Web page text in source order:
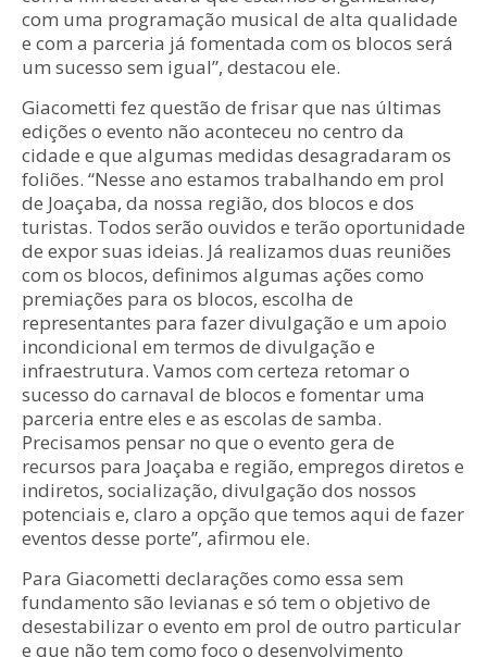
com uma programação musical de alta qualidade
e com a parceria já fomentada com os blocos será
um sucesso sem igual”, destacou ele.
Giacometti fez questão de frisar que nas últimas
edições o evento não aconteceu no centro da
cidade e que algumas medidas desagradaram os
foliões. “Nesse ano estamos trabalhando em prol
de Joaçaba, da nossa região, dos blocos e dos
turistas. Todos serão ouvidos e terão oportunidade
de expor suas ideias. Já realizamos duas reuniões
com os blocos, definimos algumas ações como
premiações para os blocos, escolha de
representantes para fazer divulgação e um apoio
incondicional em termos de divulgação e
infraestrutura. Vamos com certeza retomar o
sucesso do carnaval de blocos e fomentar uma
parceria entre eles e as escolas de samba.
Precisamos pensar no que o evento gera de
recursos para Joaçaba e região, empregos diretos e
indiretos, socialização, divulgação dos nossos
potenciais e, claro a opção que temos aqui de fazer
eventos desse porte”, afirmou ele.
Para Giacometti declarações como essa sem
fundamento são levianas e só tem o objetivo de
desestabilizar o evento em prol de outro particular
e que não tem como foco o desenvolvimento